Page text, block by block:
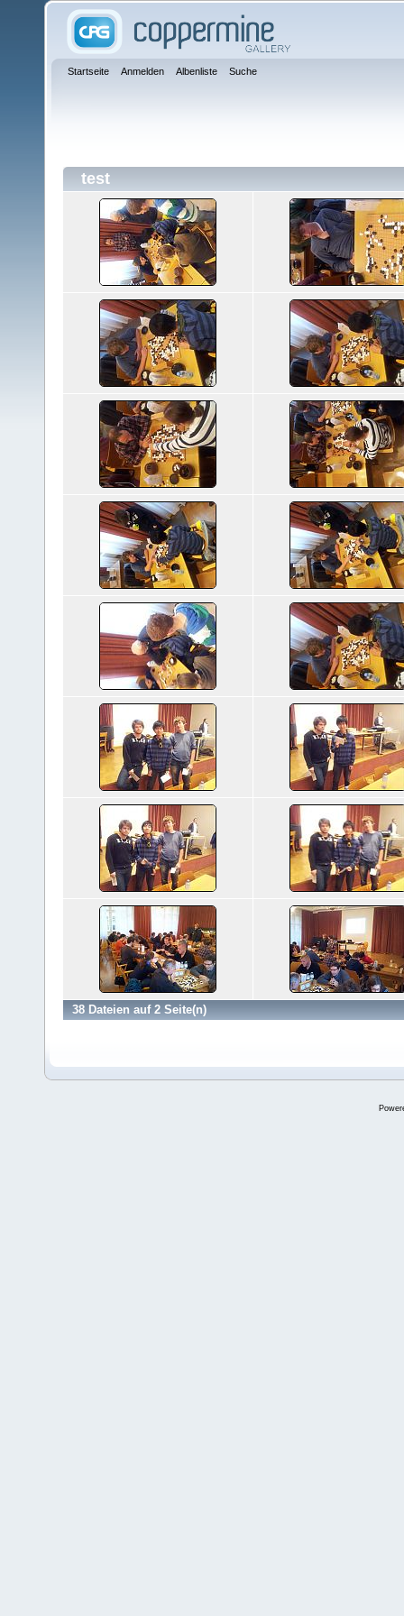
Startseite Anmelden Albenliste Suche
test
38 Dateien auf 2 Seite(n)